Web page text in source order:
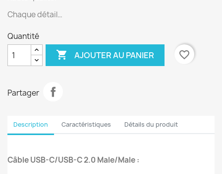
Chaque détail…
Quantité
 AJOUTER AU PANIER favorite_border
Partager
Description Caractéristiques Détails du produit
Câble USB-C/USB-C 2.0 Male/Male :